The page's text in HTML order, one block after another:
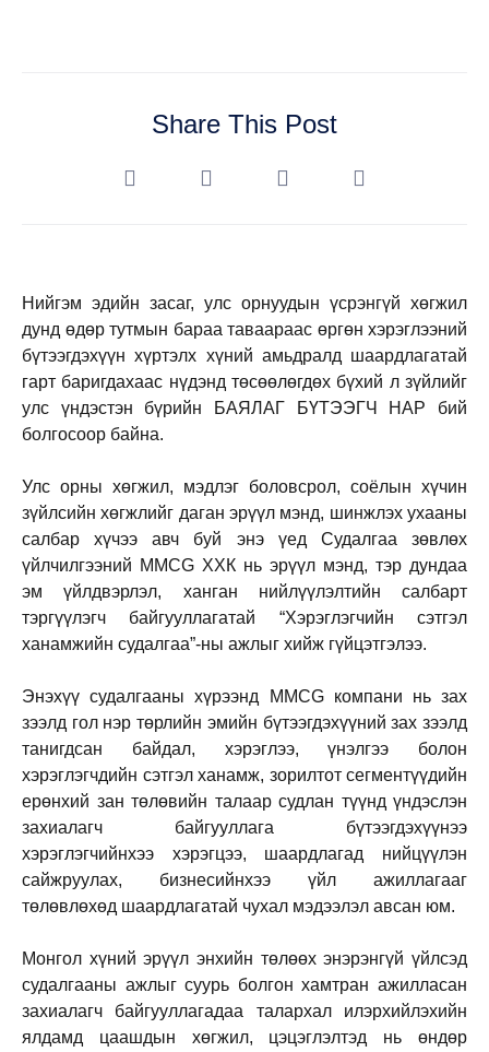
Share This Post
Нийгэм эдийн засаг, улс орнуудын үсрэнгүй хөгжил
дунд өдөр тутмын бараа таваараас өргөн хэрэглээний
бүтээгдэхүүн хүртэлх хүний амьдралд шаардлагатай
гарт баригдахаас нүдэнд төсөөлөгдөх бүхий л зүйлийг
улс үндэстэн бүрийн БАЯЛАГ БҮТЭЭГЧ НАР бий
болгосоор байна.
Улс орны хөгжил, мэдлэг боловсрол, соёлын хүчин
зүйлсийн хөгжлийг даган эрүүл мэнд, шинжлэх ухааны
салбар хүчээ авч буй энэ үед Судалгаа зөвлөх
үйлчилгээний MMCG ХХК нь эрүүл мэнд, тэр дундаа
эм үйлдвэрлэл, ханган нийлүүлэлтийн салбарт
тэргүүлэгч байгууллагатай “Хэрэглэгчийн сэтгэл
ханамжийн судалгаа”-ны ажлыг хийж гүйцэтгэлээ.
Энэхүү судалгааны хүрээнд MMCG компани нь зах
зээлд гол нэр төрлийн эмийн бүтээгдэхүүний зах зээлд
танигдсан байдал, хэрэглээ, үнэлгээ болон
хэрэглэгчдийн сэтгэл ханамж, зорилтот сегментүүдийн
ерөнхий зан төлөвийн талаар судлан түүнд үндэслэн
захиалагч байгууллага бүтээгдэхүүнээ
хэрэглэгчийнхээ хэрэгцээ, шаардлагад нийцүүлэн
сайжруулах, бизнесийнхээ үйл ажиллагааг
төлөвлөхөд шаардлагатай чухал мэдээлэл авсан юм.
Монгол хүний эрүүл энхийн төлөөх энэрэнгүй үйлсэд
судалгааны ажлыг суурь болгон хамтран ажилласан
захиалагч байгууллагадаа талархал илэрхийлэхийн
ялдамд цаашдын хөгжил, цэцэглэлтэд нь өндөр